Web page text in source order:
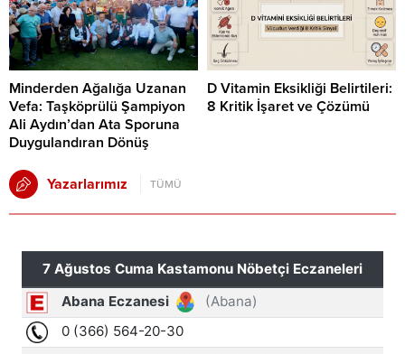
Minderden Ağalığa Uzanan
Vefa: Taşköprülü Şampiyon
Ali Aydın’dan Ata Sporuna
Duygulandıran Dönüş
D Vitamin Eksikliği Belirtileri:
8 Kritik İşaret ve Çözümü
Yazarlarımız TÜMÜ